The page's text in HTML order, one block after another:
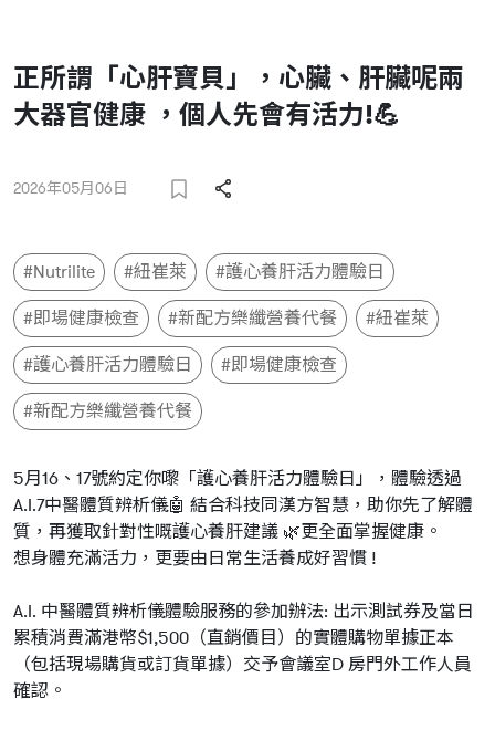
正所謂「心肝寶貝」，心臟、肝臟呢兩
大器官健康 ，個人先會有活力!💪
2026年05月06日
#Nutrilite #紐崔萊
#護心養肝活力體驗日
#即場健康檢查
#新配方樂纖營養代餐
#紐崔萊
#護心養肝活力體驗日
#即場健康檢查
#新配方樂纖營養代餐
5月16、17號約定你嚟「護心養肝活力體驗日」，體驗透過
A.I.7中醫體質辨析儀🤖 結合科技同漢方智慧，助你先了解體
質，再獲取針對性嘅護心養肝建議 🌿更全面掌握健康。
想身體充滿活力，更要由日常生活養成好習慣 !
A.I. 中醫體質辨析儀體驗服務的參加辦法: 出示測試券及當日
累積消費滿港幣$1,500（直銷價目）的實體購物單據正本
（包括現場購貨或訂貨單據）交予會議室D 房門外工作人員
確認。